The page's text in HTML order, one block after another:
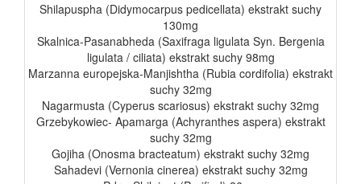
Shilapuspha (Didymocarpus pedicellata) ekstrakt suchy
130mg
Skalnica-Pasanabheda (Saxifraga ligulata Syn. Bergenia
ligulata / ciliata) ekstrakt suchy 98mg
Marzanna europejska-Manjishtha (Rubia cordifolia) ekstrakt
suchy 32mg
Nagarmusta (Cyperus scariosus) ekstrakt suchy 32mg
Grzebykowiec- Apamarga (Achyranthes aspera) ekstrakt
suchy 32mg
Gojiha (Onosma bracteatum) ekstrakt suchy 32mg
Sahadevi (Vernonia cinerea) ekstrakt suchy 32mg